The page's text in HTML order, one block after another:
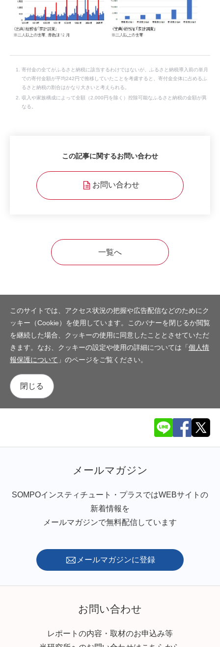
寄付金の全てがふるさと納税に該当するわけではないが、ふるさと納税導入前の単月
での寄付金額が平均242円で推移していたことを考慮すると、寄付金全体に占めるふ
るさと納税の割合はかなり大きいと考えられる。
収入や家族構成によって全額（2,000円を除く）控除可能なふるさと納税の金額が異
なる。
この記事に関するお問い合わせ
お問い合わせ
一覧へ
このサイトでは、アクセス状況の把握や広告配信などのためにク
ッキー（Cookie）を使用しています。このバナーを閉じるか閲覧
を継続した場合、クッキーの使用に同意したこととさせていただ
きます。なお、クッキーの設定や使用の詳細については「 個人情
報保護について 」のページをご覧ください。
閉じる
メールマガジン
SOMPOインスティチュート・プラスではWEBサイトの
新着情報を
メールマガジンで無料配信しています
メールマガジンに登録
お問い合わせ
レポートの内容・取材のお申込み等